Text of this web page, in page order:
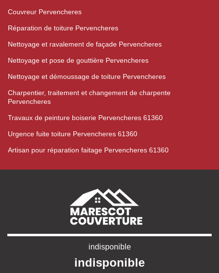
Couvreur Pervencheres
Réparation de toiture Pervencheres
Nettoyage et ravalement de façade Pervencheres
Nettoyage et pose de gouttière Pervencheres
Nettoyage et démoussage de toiture Pervencheres
Charpentier, traitement et changement de charpente
Pervencheres
Travaux de peinture boiserie Pervencheres 61360
Urgence fuite toiture Pervencheres 61360
Artisan pour réparation faitage Pervencheres 61360
indisponible
indisponible